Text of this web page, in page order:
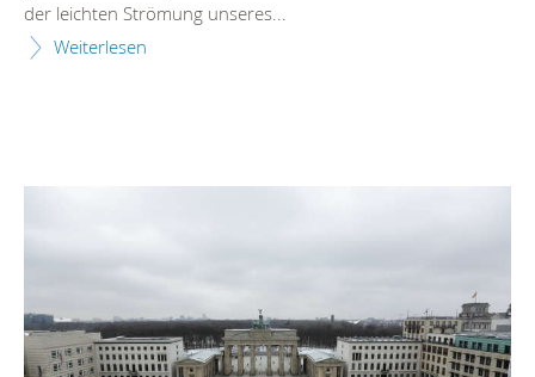
der leichten Strömung unseres...
Weiterlesen